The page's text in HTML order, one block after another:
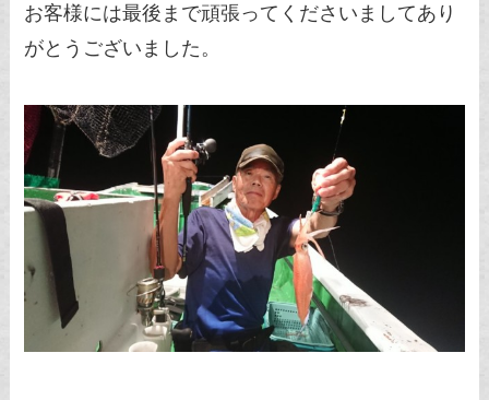
お客様には最後まで頑張ってくださいましてあり
がとうございました。